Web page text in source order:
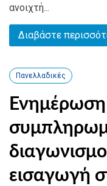
ανοιχτή...
Διαβάστε
Πανελλαδικές
Ενημέρωση
εισαγωγή